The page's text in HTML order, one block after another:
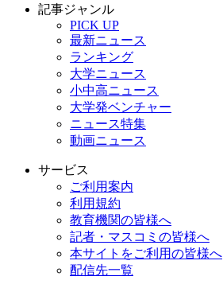
記事ジャンル
PICK UP
最新ニュース
ランキング
大学ニュース
小中高ニュース
大学発ベンチャー
ニュース特集
動画ニュース
サービス
ご利用案内
利用規約
教育機関の皆様へ
記者・マスコミの皆様へ
本サイトをご利用の皆様へ
配信先一覧